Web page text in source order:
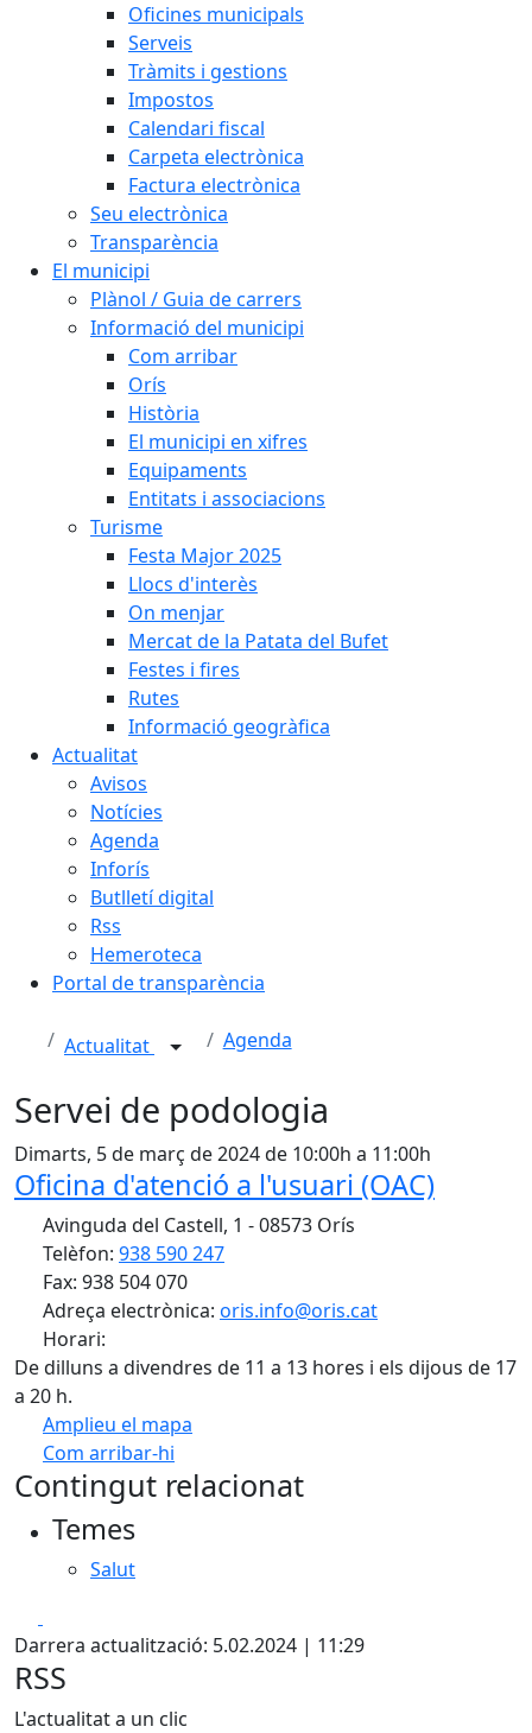
Oficines municipals
Serveis
Tràmits i gestions
Impostos
Calendari fiscal
Carpeta electrònica
Factura electrònica
Seu electrònica
Transparència
El municipi
Plànol / Guia de carrers
Informació del municipi
Com arribar
Orís
Història
El municipi en xifres
Equipaments
Entitats i associacions
Turisme
Festa Major 2025
Llocs d'interès
On menjar
Mercat de la Patata del Bufet
Festes i fires
Rutes
Informació geogràfica
Actualitat
Avisos
Notícies
Agenda
Inforís
Butlletí digital
Rss
Hemeroteca
Portal de transparència
Actualitat Agenda
Servei de podologia
Dimarts, 5 de març de 2024 de 10:00h a 11:00h
Oficina d'atenció a l'usuari (OAC)
Avinguda del Castell, 1 - 08573 Orís
Telèfon: 938 590 247
Fax: 938 504 070
Adreça electrònica: oris.info@oris.cat
Horari:
De dilluns a divendres de 11 a 13 hores i els dijous de 17
a 20 h.
Amplieu el mapa
Com arribar-hi
+
Contingut relacionat
Temes
Salut
Darrera actualització: 5.02.2024 | 11:29
RSS
L'actualitat a un clic